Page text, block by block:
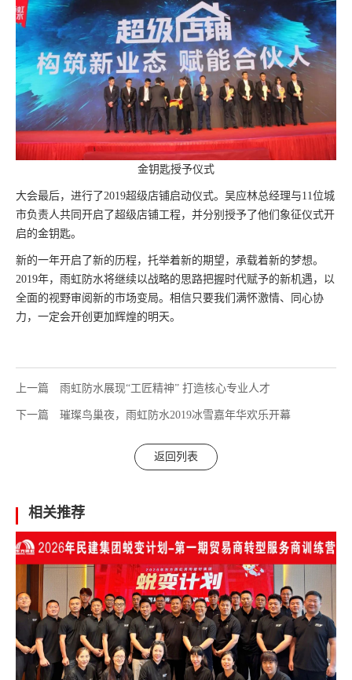
金钥匙授予仪式
大会最后，进行了2019超级店铺启动仪式。吴应林总经理与11位城
市负责人共同开启了超级店铺工程，并分别授予了他们象征仪式开
启的金钥匙。
新的一年开启了新的历程，托举着新的期望，承载着新的梦想。
2019年，雨虹防水将继续以战略的思路把握时代赋予的新机遇，以
全面的视野审阅新的市场变局。相信只要我们满怀激情、同心协
力，一定会开创更加辉煌的明天。
上一篇 雨虹防水展现“工匠精神” 打造核心专业人才
下一篇 璀璨鸟巢夜，雨虹防水2019冰雪嘉年华欢乐开幕
返回列表
相关推荐